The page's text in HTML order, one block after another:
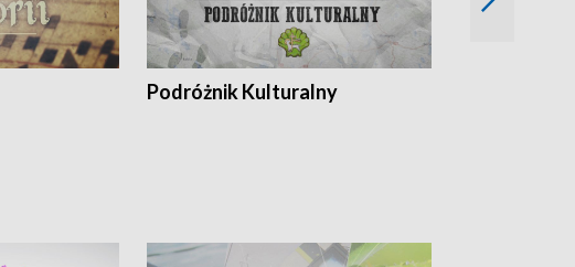
Podróżnik Kulturalny